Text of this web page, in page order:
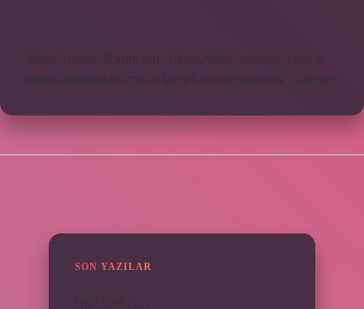
https://rosmedforum.com
https://btibbimedikal.com.tr
https://megaplan.com.tr knight online nttgame Sitemap
SON YAZILAR